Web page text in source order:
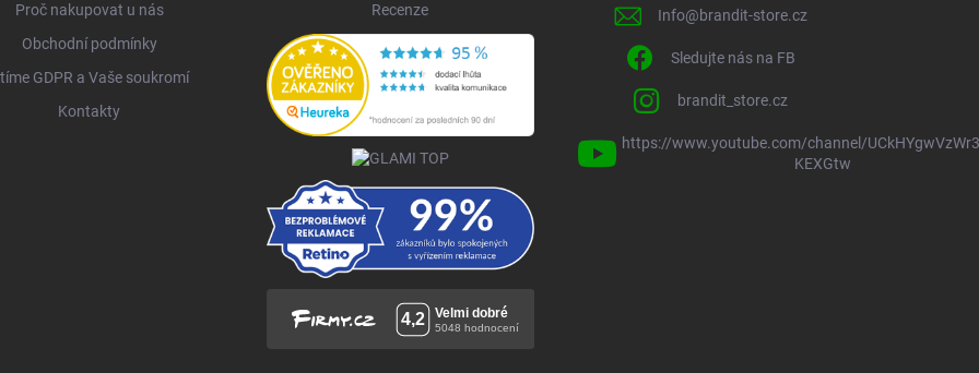
Proč nakupovat u nás
Obchodní podmínky
GDPR a Vaše soukromí
Kontakty
Recenze Info@brandit-store.cz
Sledujte nás na FB
brandit_store.cz
https://www.youtube.com/channel/
KEXGtw